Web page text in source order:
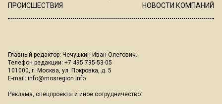
ПРОИСШЕСТВИЯ
НОВОСТИ КОМПАНИЙ
Главный редактор: Чечушкин Иван Олегович.
Телефон редакции: +7 495 795-53-05
101000, г. Москва, ул. Покровка, д. 5
E-mail: info@mosregion.info
Реклама, спецпроекты и иное сотрудничество: